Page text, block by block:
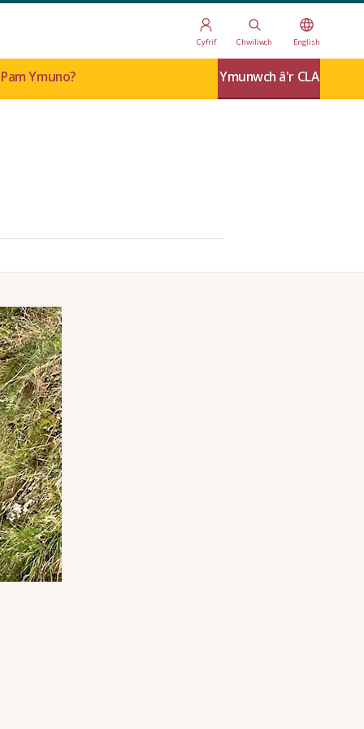
Cyfrif Chwiliwch English
Pam Ymuno? Ymunwch â'r CLA